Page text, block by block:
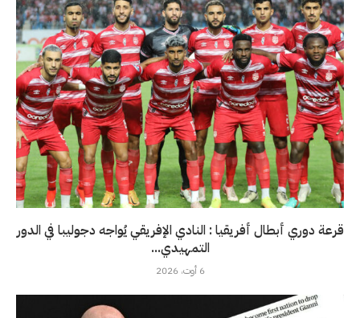
قرعة دوري أبطال أفريقيا : النادي الإفريقي يُواجه دجوليبا في الدور
التمهيدي...
6 أوت، 2026